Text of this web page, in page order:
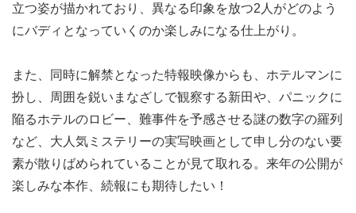
立つ姿が描かれており、異なる印象を放つ2人がどのよう
にバディとなっていくのか楽しみになる仕上がり。
また、同時に解禁となった特報映像からも、ホテルマンに
扮し、周囲を鋭いまなざしで観察する新田や、パニックに
陥るホテルのロビー、難事件を予感させる謎の数字の羅列
など、大人気ミステリーの実写映画として申し分のない要
素が散りばめられていることが見て取れる。来年の公開が
楽しみな本作、続報にも期待したい！